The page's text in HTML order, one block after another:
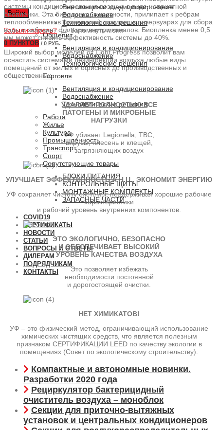
Войти
Забыли пароль? Запомнить меня
0 ПУНКТОВ / 0 РУБ.
Вентиляция и кондиционирование
Водоснабжение
Технологические решения
Общепит
Вентиляция и кондиционирование
Водоснабжение
Технологические решения
Торговля
Вентиляция и кондиционирование
Водоснабжение
Технологические решения
Работа
Жилье
Культура
Промышленность
Транспорт
Спорт
Сопутствующие товары
БЛОКИ ПИТАНИЯ
КОНТРОЛЬНЫЕ ЩИТЫ
МОНТАЖНЫЕ КОМПЛЕКТЫ
ЗАПАСНЫЕ ЧАСТИ
COVID19
СЕРТИФИКАТЫ
НОВОСТИ
СТАТЬИ
ВОПРОСЫ И ОТВЕТЫ
ДИЛЕРАМ
ПОДРЯДЧИКАМ
КОНТАКТЫ
системы кондиционирования воздуха в виде неприятной
биопленки. Эта биопленка, в частности, прилипает к ребрам
теплообменников (змеевиков), оседает в резервуарах для сбора
воды и забивает фильтры внутри каналов. Биопленка менее 0,5
мм может снизить эффективность системы до 40%.
Широкий выбор моделей от Light Progress позволит вам
оснастить системами дезинфекции воздуха любые виды
помещений от жилых и офисных до производственных и
общественных.
УДАЛЯЕТ ПОЛНОСТЬЮ ВСЕ
ПАТОГЕНЫ И МИКРОБНЫЕ
НАГРУЗКИ
УФ убивает Legionella, TBC,
вирусы, плесень и клещей,
загрязняющих воздух
УЛУЧШАЕТ ЭФФЕКТИВНОСТЬ A.H.U., ЭКОНОМИТ ЭНЕРГИЮ
УФ сохраняет чистоту системы, поддерживая хорошие рабочие
характеристики
и рабочий уровень внутренних компонентов.
ЭТО ЭКОЛОГИЧНО, БЕЗОПАСНО
И ОБЕСПЕЧИВАЕТ ВЫСОКИЙ
УРОВЕНЬ КАЧЕСТВА ВОЗДУХА
Это позволяет избежать
необходимости постоянной
и дорогостоящей очистки.
НЕТ ХИМИКАТОВ!
УФ – это физический метод, ограничивающий использование
химических чистящих средств, что является полезным
признаком СЕРТИФИКАЦИИ LEED по качеству экологии в
помещениях (Совет по экологическому строительству).
Компактные и автономные новинки.
Разработки 2020 года
Рециркулятор бактерицидный
очиститель воздуха – моноблок
Секции для приточно-вытяжных
установок и центральных кондиционеров